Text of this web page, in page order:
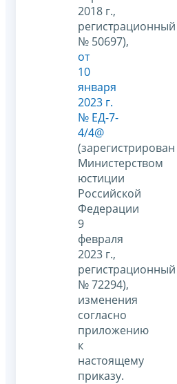
2018 г.,
регистрационный
№ 50697),
от
10
января
2023 г.
№ ЕД-7-
4/4@
(зарегистрирован
Министерством
юстиции
Российской
Федерации
9
февраля
2023 г.,
регистрационный
№ 72294),
изменения
согласно
приложению
к
настоящему
приказу.